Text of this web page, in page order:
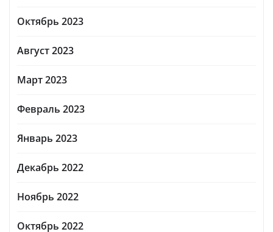
Октябрь 2023
Август 2023
Март 2023
Февраль 2023
Январь 2023
Декабрь 2022
Ноябрь 2022
Октябрь 2022